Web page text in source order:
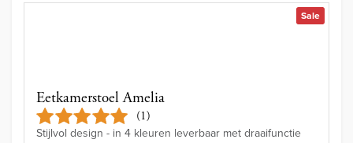
Sale
Eetkamerstoel Amelia
(1)
Stijlvol design - in 4 kleuren leverbaar met draaifunctie